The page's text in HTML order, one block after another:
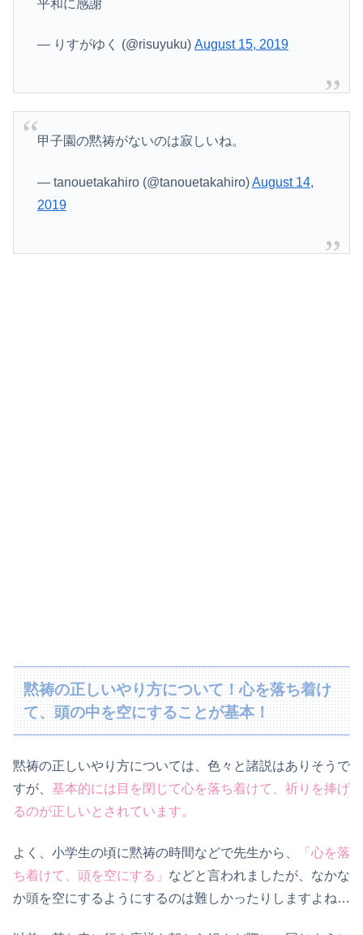
平和に感謝
— りすがゆく (@risuyuku) August 15, 2019
甲子園の黙祷がないのは寂しいね。
— tanouetakahiro (@tanouetakahiro)August 14,
2019
黙祷の正しいやり方について！心を落ち着け
て、頭の中を空にすることが基本！
黙祷の正しいやり方については、色々と諸説はありそうで
すが、 基本的には目を閉じて心を落ち着けて、祈りを捧げ
るのが正しいとされています。
よく、小学生の頃に黙祷の時間などで先生から、
「心を落
ち着けて、頭を空にする」 などと言われましたが、なかな
か頭を空にするようにするのは難しかったりしますよね…